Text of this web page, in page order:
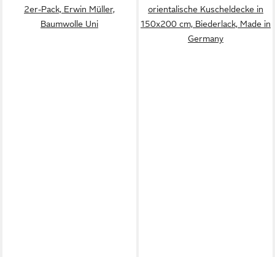
2er-Pack, Erwin Müller,
Baumwolle Uni
orientalische Kuscheldecke in
150x200 cm, Biederlack, Made in
Germany